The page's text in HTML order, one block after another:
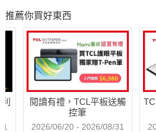
統。其實，地球上權力最大的人，並不
保守勢力。瑟曼，正是這股勢力的代
為了鞏固權力優勢，瑟曼開始黑箱作
推動能源法案為幌子，暗中進行一個
再過不久，大氣中將會瀰漫著無以數
的懸浮微塵，殺人於無形，全球人類
推薦你買好東西
閱讀有禮，TCL平板送觸
控筆
2026/06/20 - 2026/08/31